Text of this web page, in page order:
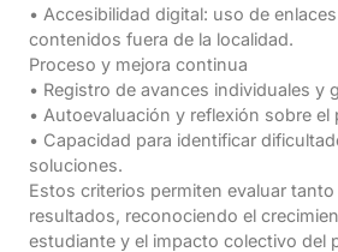
• Accesibilidad digital: uso de
contenidos fuera de la localidad.
Proceso y mejora continua
• Registro de avances individuales y
• Autoevaluación y reflexión sobre el
• Capacidad para identificar
soluciones.
Estos criterios permiten evaluar
resultados, reconociendo el
estudiante y el impacto colectivo del